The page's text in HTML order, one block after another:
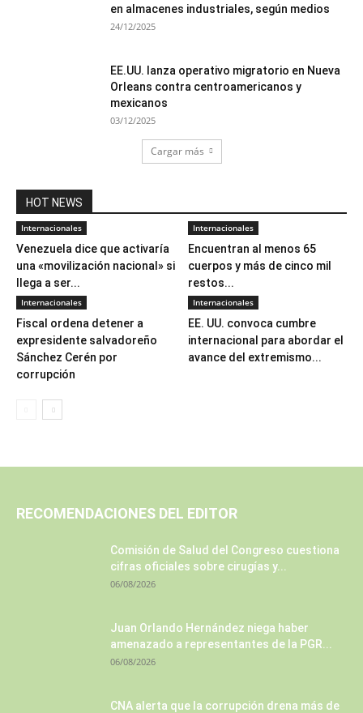
en almacenes industriales, según medios
24/12/2025
EE.UU. lanza operativo migratorio en Nueva
Orleans contra centroamericanos y
mexicanos
03/12/2025
Cargar más
HOT NEWS
Internacionales
Venezuela dice que activaría
una «movilización nacional» si
llega a ser...
Internacionales
Encuentran al menos 65
cuerpos y más de cinco mil
restos...
Internacionales
Fiscal ordena detener a
expresidente salvadoreño
Sánchez Cerén por
corrupción
Internacionales
EE. UU. convoca cumbre
internacional para abordar el
avance del extremismo...
RECOMENDACIONES DEL EDITOR
Comisión de Salud del Congreso cuestiona
cifras oficiales sobre cirugías y...
06/08/2026
Juan Orlando Hernández niega haber
amenazado a representantes de la PGR...
06/08/2026
CNA alerta que la corrupción drena más de